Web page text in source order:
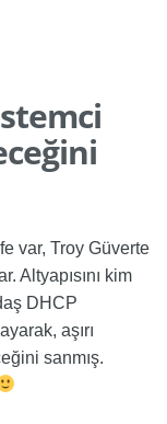
var, Troy Güverte
Altyapısını kim
DHCP
aşırı
sanmış.